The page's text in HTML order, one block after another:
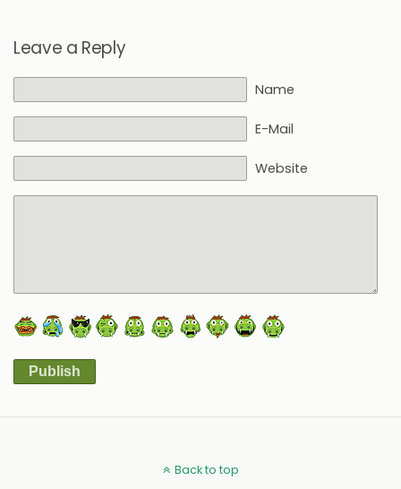
Leave a Reply
Name
E-Mail
Website
Publish
Back to top